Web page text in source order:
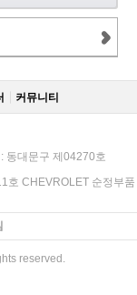
커뮤니티
동대문구 제04270호
호 CHEVROLET 순정부품
reserved.